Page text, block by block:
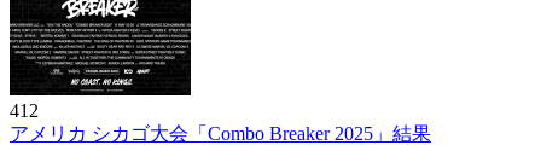
412
アメリカ シカゴ大会「Combo Breaker 2025」結果